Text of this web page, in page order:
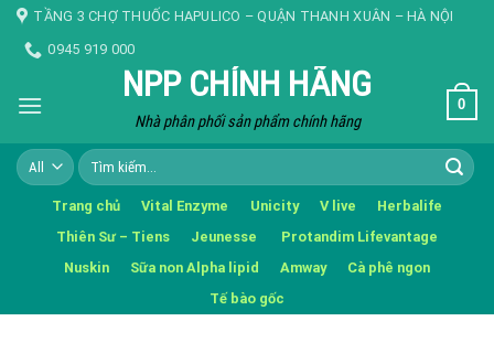
Skip TẦNG 3 CHỢ THUỐC HAPULICO – QUẬN THANH XUÂN – HÀ NỘI
0945 919 000
NPP CHÍNH HÃNG
Nhà phân phối sản phẩm chính hãng
0
Tìm
kiếm:
Trang chủ Vital Enzyme Unicity V live
Herbalife
Thiên Sư – Tiens
Jeunesse
Protandim Lifevantage
Nuskin
Sữa non Alpha lipid Amway
Cà phê ngon
Tế bào gốc